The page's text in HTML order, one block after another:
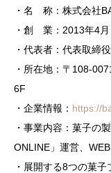
・名 称：株式会社
・創 業：2013年4月
・代表者：代表取締
・所在地：〒108-
6F
・企業情報： https://
・事業内容：菓子の
ONLINE」運営、
・展開する8つの菓子